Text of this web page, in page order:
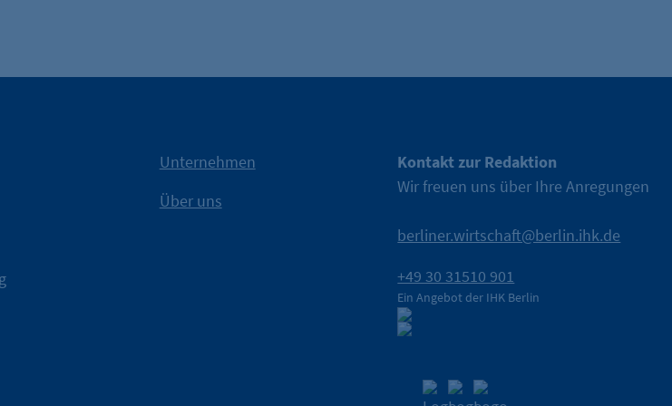
speichert die ausgewählten Einverständnis-Optionen des Benutzers
konkret bedeutet – und wie die IHK Berlin Unternehmen
Unternehmen
Über uns
Kontakt zur Redaktion
Wir freuen uns über Ihre Anregungen
berliner.wirtschaft@berlin.ihk.de
+49 30 31510 901
Ein Angebot der IHK Berlin